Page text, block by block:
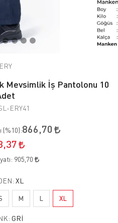
ERY
Mevsimlik İş Pantolonu 10
ERY41
(%10):866,70
905,70
XL
M L XL
GRI